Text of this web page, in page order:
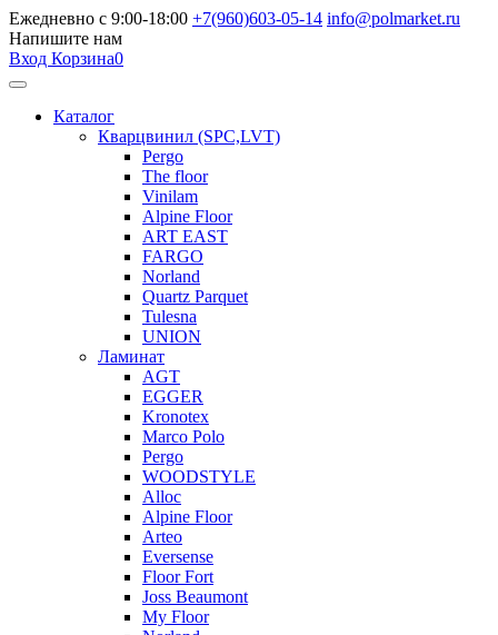
Ежедневно с 9:00-18:00 +7(960)603-05-14 info@polmarket.ru
Напишите нам
Вход Корзина0
Каталог
Кварцвинил (SPC,LVT)
Pergo
The floor
Vinilam
Alpine Floor
ART EAST
FARGO
Norland
Quartz Parquet
Tulesna
UNION
Ламинат
AGT
EGGER
Kronotex
Marco Polo
Pergo
WOODSTYLE
Alloc
Alpine Floor
Arteo
Eversense
Floor Fort
Joss Beaumont
My Floor